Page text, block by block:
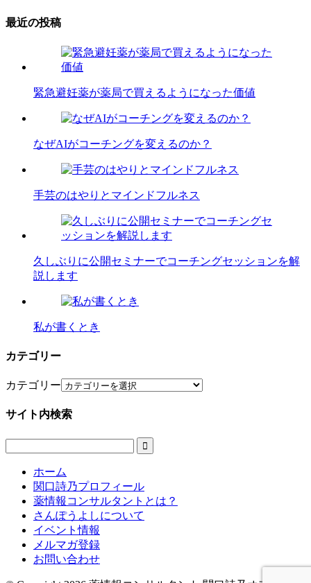
最近の投稿
緊急避妊薬が薬局で買えるようになった価値
なぜAIがコーチングを変えるのか？
手芸のはやりとマインドフルネス
久しぶりに公開セミナーでコーチングセッションを解
説します
私が書くとき
カテゴリー
カテゴリー
サイト内検索

ホーム
関口詩乃プロフィール
薬情報コンサルタントとは？
さんぽうよしについて
イベント情報
メルマガ登録
お問い合わせ